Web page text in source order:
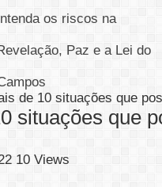
os riscos na
Paz e a Lei do
de 10 situações que
situações que
10 Views